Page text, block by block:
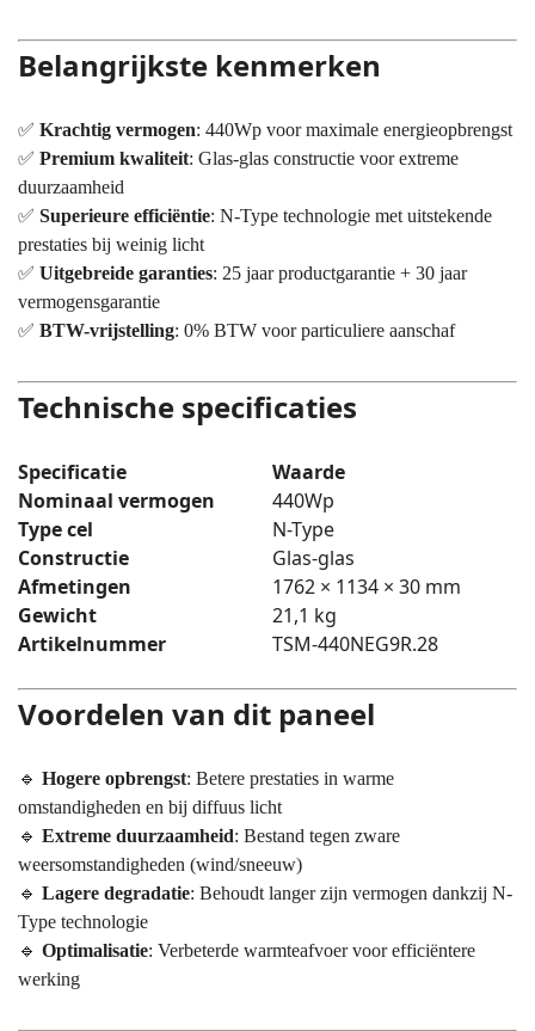
Belangrijkste kenmerken
✅ Krachtig vermogen: 440Wp voor maximale energieopbrengst
✅ Premium kwaliteit: Glas-glas constructie voor extreme
duurzaamheid
✅ Superieure efficiëntie: N-Type technologie met uitstekende
prestaties bij weinig licht
✅ Uitgebreide garanties: 25 jaar productgarantie + 30 jaar
vermogensgarantie
✅ BTW-vrijstelling: 0% BTW voor particuliere aanschaf
Technische specificaties
Specificatie
Waarde
Nominaal vermogen
440Wp
Type cel
N-Type
Constructie
Glas-glas
Afmetingen
1762 × 1134 × 30 mm
Gewicht
21,1 kg
Artikelnummer
TSM-440NEG9R.28
Voordelen van dit paneel
🔹 Hogere opbrengst: Betere prestaties in warme
omstandigheden en bij diffuus licht
🔹 Extreme duurzaamheid: Bestand tegen zware
weersomstandigheden (wind/sneeuw)
🔹 Lagere degradatie: Behoudt langer zijn vermogen dankzij N-
Type technologie
🔹 Optimalisatie: Verbeterde warmteafvoer voor efficiëntere
werking